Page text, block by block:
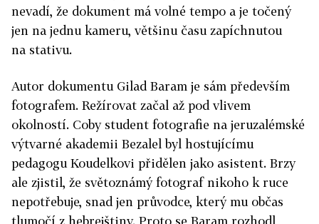
nevadí, že dokument má volné tempo a je točený
jen na jednu kameru, většinu času zapíchnutou
na stativu.
Autor dokumentu Gilad Baram je sám především
fotografem. Režírovat začal až pod vlivem
okolností. Coby student fotografie na jeruzalémské
výtvarné akademii Bezalel byl hostujícímu
pedagogu Koudelkovi přidělen jako asistent. Brzy
ale zjistil, že světoznámý fotograf nikoho k ruce
nepotřebuje, snad jen průvodce, který mu občas